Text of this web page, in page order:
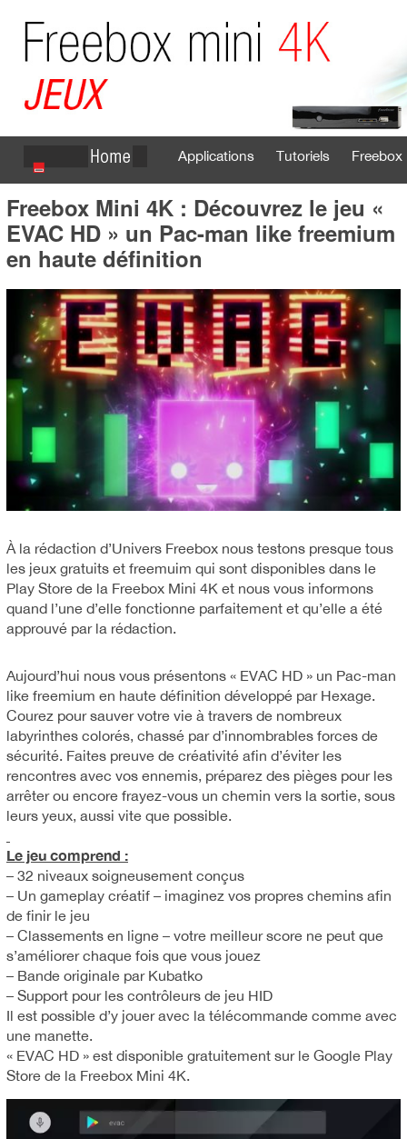
Applications Tutoriels Freebox
Se connecter S'inscrire
Freebox Mini 4K : Découvrez le jeu «
EVAC HD » un Pac-man like freemium
en haute définition
À la rédaction d’Univers Freebox nous testons presque tous
les jeux gratuits et freemuim qui sont disponibles dans le
Play Store de la Freebox Mini 4K et nous vous informons
quand l’une d’elle fonctionne parfaitement et qu’elle a été
approuvé par la rédaction.
Aujourd’hui nous vous présentons « EVAC HD » un Pac-man
like freemium en haute définition développé par Hexage.
Courez pour sauver votre vie à travers de nombreux
labyrinthes colorés, chassé par d’innombrables forces de
sécurité. Faites preuve de créativité afin d’éviter les
rencontres avec vos ennemis, préparez des pièges pour les
arrêter ou encore frayez-vous un chemin vers la sortie, sous
leurs yeux, aussi vite que possible.
Le jeu comprend :
– 32 niveaux soigneusement conçus
– Un gameplay créatif – imaginez vos propres chemins afin
de finir le jeu
– Classements en ligne – votre meilleur score ne peut que
s’améliorer chaque fois que vous jouez
– Bande originale par Kubatko
– Support pour les contrôleurs de jeu HID
Il est possible d’y jouer avec la télécommande comme avec
une manette.
« EVAC HD » est disponible gratuitement sur le Google Play
Store de la Freebox Mini 4K.